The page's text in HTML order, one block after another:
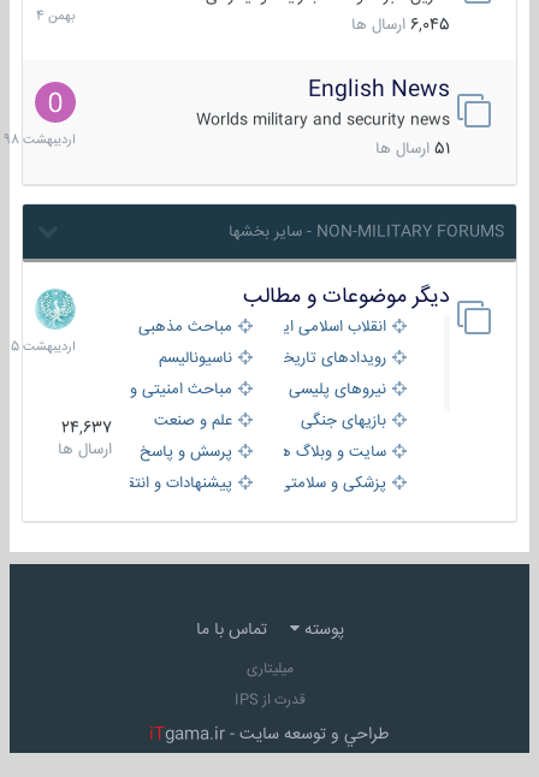
6,045 ارسال ها
1404
English News
Worlds military and security news
51 ارسال ها
10
1398
NON-MILITARY FORUMS - سایر بخشها
دیگر موضوعات و مطالب
انقلاب اسلامی ایران
مباحث مذهبی
رویدادهای تاریخی و مذهبیناسیونالیسم
نیروهای پلیسی
مباحث امنیتی و اطلاعاتی
بازیهای جنگی
علم و صنعت
سایت و وبلاگ ها
پرسش و پاسخ
پزشکی و سلامتی
پیشنهادات و انتقادات
24,637
ارسال ها
8
1405
پوسته تماس با ما
میلیتاری
قدرت از IPS
طراحي و توسعه سايت - iTgama.ir